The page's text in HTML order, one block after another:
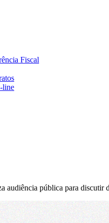
Fiscal
line
audiência pública para discutir